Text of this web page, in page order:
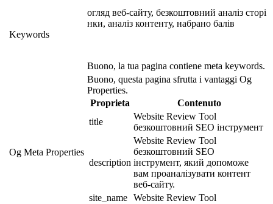
Keywords
огляд веб-сайту, безкоштовний аналіз сторі
нки, аналіз контенту, набрано балів
Buono, la tua pagina contiene meta keywords.
Og Meta Properties
Buono, questa pagina sfrutta i vantaggi Og
Properties.
Proprieta
Contenuto
title
Website Review Tool
безкоштовний SEO інструмент
description
Website Review Tool
безкоштовний SEO
інструмент, який допоможе
вам проаналізувати контент
веб-сайту.
site_name Website Review Tool